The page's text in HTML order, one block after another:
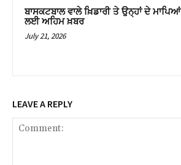
ਬਾਸਕਟਬਾਲ ਵਾਲੇ ਖ਼ਿਡਾਰੀ ਤੇ ਉਨ੍ਹਾਂ ਦੇ ਮਾਪਿਆਂ
ਲਈ ਅਹਿਮ ਖ਼ਬਰ
July 21, 2026
LEAVE A REPLY